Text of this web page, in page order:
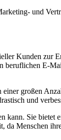
und
Kunden
E-
großen
und
Sie
Menschen